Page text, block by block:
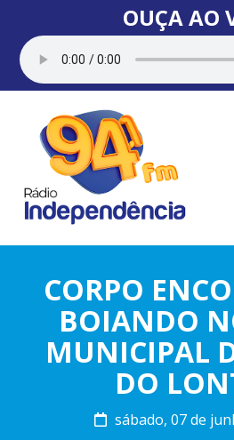
OUÇA AO
CORPO
BOIANDO
MUNICIPAL
DO
sábado, 07 de